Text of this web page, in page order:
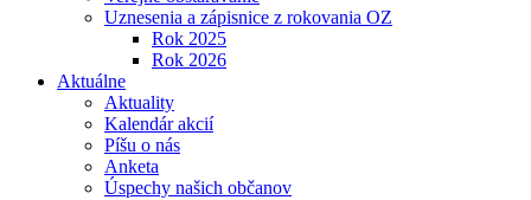
Uznesenia a zápisnice z rokovania OZ
Rok 2025
Rok 2026
Aktuálne
Aktuality
Kalendár akcií
Píšu o nás
Anketa
Úspechy našich občanov